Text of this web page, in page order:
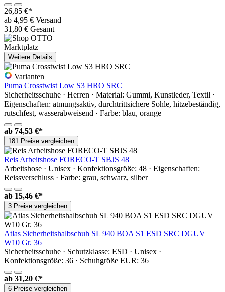
26,85 €*
ab 4,95 € Versand
31,80 € Gesamt
Marktplatz
Weitere Details
Varianten
Puma Crosstwist Low S3 HRO SRC
Sicherheitsschuhe · Herren · Material: Gummi, Kunstleder, Textil ·
Eigenschaften: atmungsaktiv, durchtrittsichere Sohle, hitzebeständig,
rutschfest, wasserabweisend · Farbe: blau, orange
ab 74,53 €*
181 Preise vergleichen
Reis Arbeitshose FORECO-T SBJS 48
Arbeitshose · Unisex · Konfektionsgröße: 48 · Eigenschaften:
Reissverschluss · Farbe: grau, schwarz, silber
ab 15,46 €*
3 Preise vergleichen
Atlas Sicherheitshalbschuh SL 940 BOA S1 ESD SRC DGUV
W10 Gr. 36
Sicherheitsschuhe · Schutzklasse: ESD · Unisex ·
Konfektionsgröße: 36 · Schuhgröße EUR: 36
ab 31,20 €*
6 Preise vergleichen